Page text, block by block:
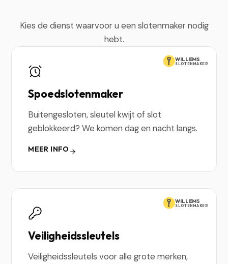
Kies de dienst waarvoor u een slotenmaker nodig
hebt.
WILLEMS
SLOTENMAKER
Spoedslotenmaker
Buitengesloten, sleutel kwijt of slot
geblokkeerd? We komen dag en nacht langs.
MEER INFO
WILLEMS
SLOTENMAKER
Veiligheidssleutels
Veiligheidssleutels voor alle grote merken,